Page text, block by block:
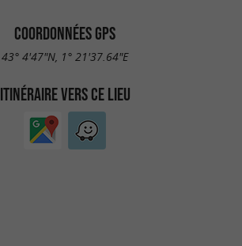
COORDONNÉES GPS
43° 4'47"N, 1° 21'37.64"E
ITINÉRAIRE VERS CE LIEU